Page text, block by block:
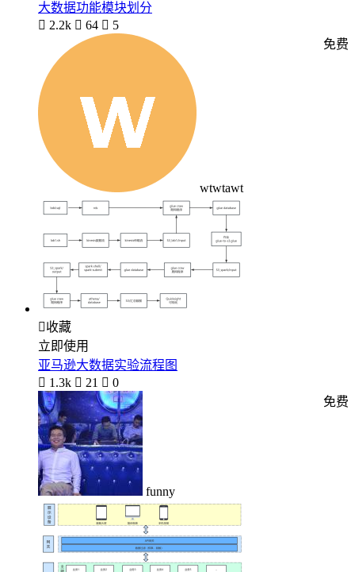
大数据功能模块划分
 2.2k  64  5
wtwtawt
免费
收藏
立即使用
亚马逊大数据实验流程图
 1.3k  21  0
funny
免费